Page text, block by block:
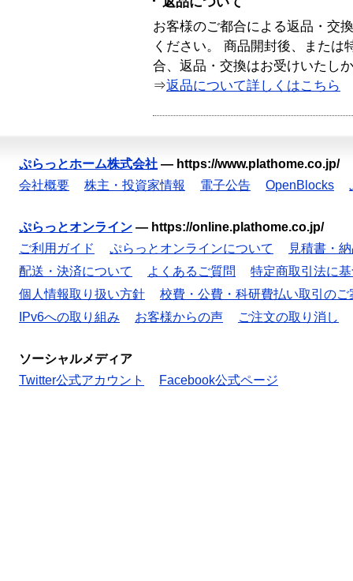
お客様のご都合による返品・交
ください。 商品開封後、または
合、返品・交換はお受けいたし
⇒返品について詳しくはこちら
ぷらっとホーム株式会社 — https://www.plathome.co.jp/
会社概要
株主・投資家情報 電子公告 OpenBlocks
ぷらっとオンライン — https://online.plathome.co.jp/
ご利用ガイド
ぷらっとオンラインについて
見積書・
配送・決済について
よくあるご質問
特定商取引法に
個人情報取り扱い方針
校費・公費・科研費払い取引のご
IPv6への取り組み
お客様からの声 ご注文の取り消し
ソーシャルメディア
Twitter公式アカウント
Facebook公式ページ